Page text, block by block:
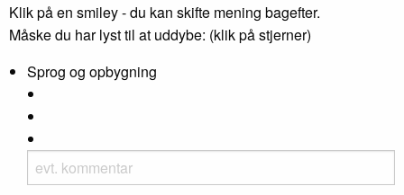
Klik på en smiley - du kan skifte mening bagefter.
Måske du har lyst til at uddybe: (klik på stjerner)
Sprog og opbygning